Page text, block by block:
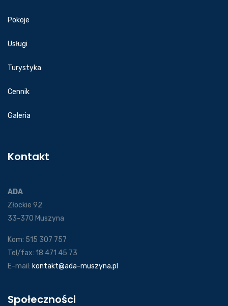
Pokoje
Usługi
Turystyka
Cennik
Galeria
Kontakt
ADA
Złockie 92
33-370 Muszyna
Kom: 515 307 757
Tel/fax: 18 471 45 73
E-mail: kontakt@ada-muszyna.pl
Społeczności